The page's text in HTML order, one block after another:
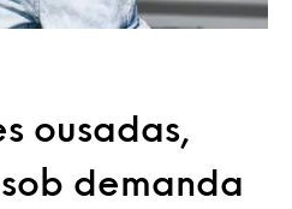
detalhada da evolução
conectando
o que há de novo e o
que incluem 7
e cria conceitos
para o mercado.
ousadas,
demanda